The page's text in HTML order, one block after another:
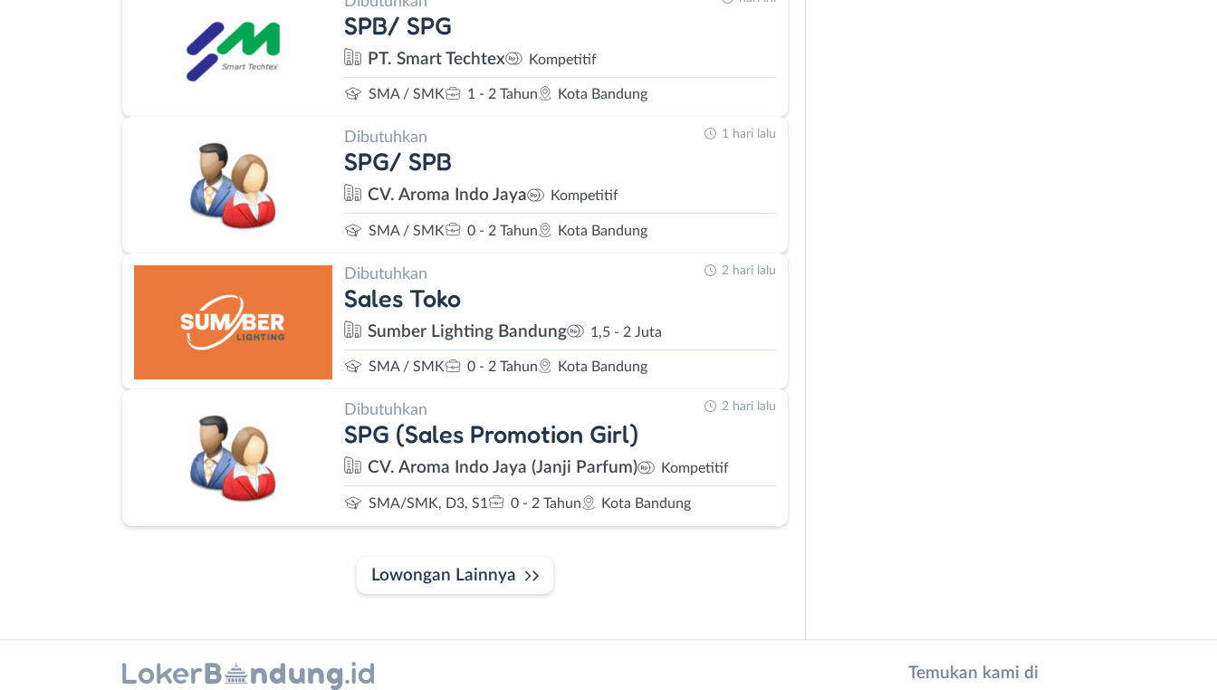
SPB/ SPG
PT. Smart Techtex Kompetitif
SMA / SMK 1 - 2 Tahun Kota Bandung
Dibutuhkan
SPG/ SPB
CV. Aroma Indo Jaya Kompetitif
SMA / SMK 0 - 2 Tahun Kota Bandung
1 hari lalu
Dibutuhkan
Sales Toko
Sumber Lighting Bandung 1,5 - 2 Juta
SMA / SMK 0 - 2 Tahun Kota Bandung
2 hari lalu
Dibutuhkan
SPG (Sales Promotion Girl)
CV. Aroma Indo Jaya (Janji Parfum) Kompetitif
SMA/SMK, D3, S1 0 - 2 Tahun Kota Bandung
2 hari lalu
Lowongan Lainnya
Temukan kami di